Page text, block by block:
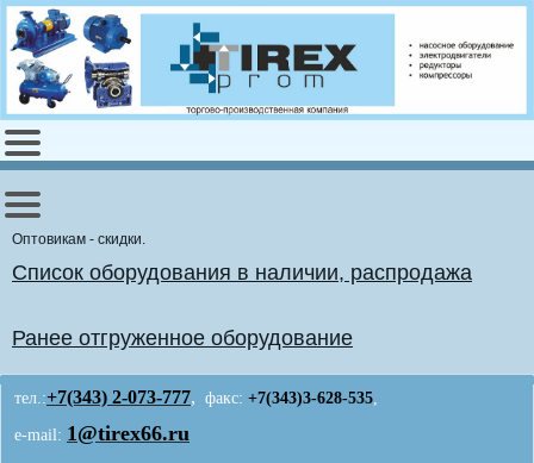
Оптовикам - скидки.
Список оборудования в наличии, распродажа
Ранее отгруженное оборудование
тел.:+7(343) 2-073-777, факс: +7(343)3-628-535
e-mail: 1@tirex66.ru